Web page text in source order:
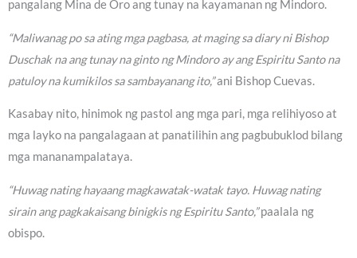
pangalang Mina de Oro ang tunay na kayamanan ng Mindoro.
“Maliwanag po sa ating mga pagbasa, at maging sa diary ni Bishop
Duschak na ang tunay na ginto ng Mindoro ay ang Espiritu Santo na
patuloy na kumikilos sa sambayanang ito,”ani Bishop Cuevas.
Kasabay nito, hinimok ng pastol ang mga pari, mga relihiyoso at
mga layko na pangalagaan at panatilihin ang pagbubuklod bilang
mga mananampalataya.
“Huwag nating hayaang magkawatak-watak tayo. Huwag nating
sirain ang pagkakaisang binigkis ng Espiritu Santo,”paalala ng
obispo.